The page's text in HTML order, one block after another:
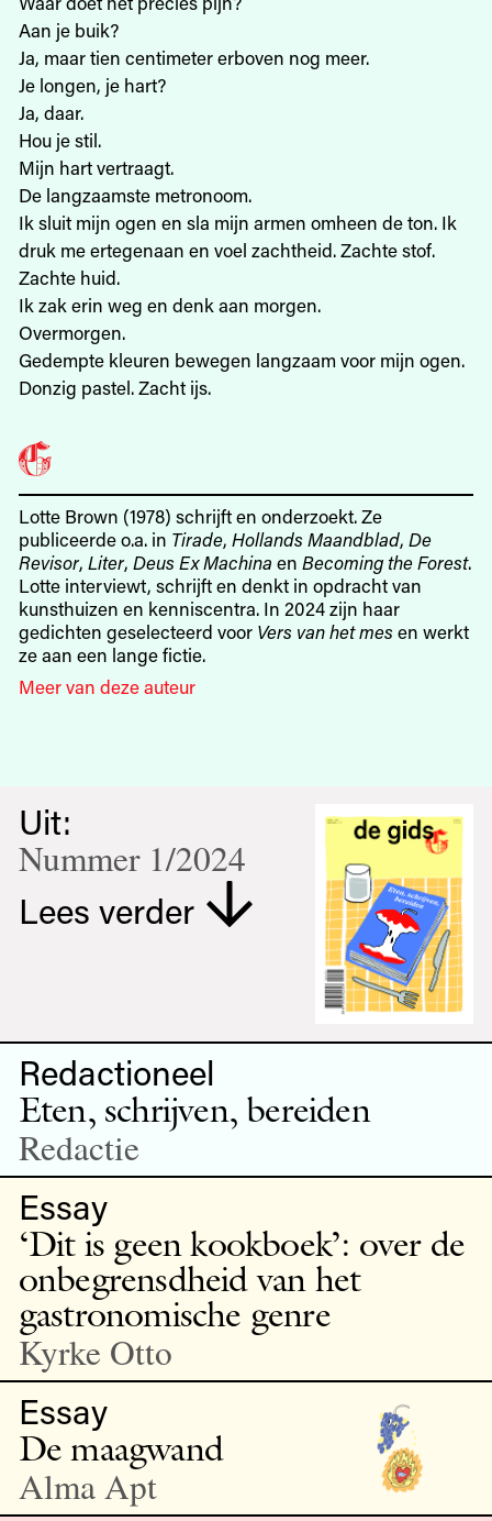
Aan je buik?
Ja, maar tien centimeter erboven nog meer.
Je longen, je hart?
Ja, daar.
Hou je stil.
Mijn hart vertraagt.
De langzaamste metronoom.
Ik sluit mijn ogen en sla mijn armen omheen de ton. Ik
druk me ertegenaan en voel zachtheid. Zachte stof.
Zachte huid.
Ik zak erin weg en denk aan morgen.
Overmorgen.
Gedempte kleuren bewegen langzaam voor mijn ogen.
Donzig pastel. Zacht ijs.
Lotte Brown (1978) schrijft en onderzoekt. Ze
publiceerde o.a. in Tirade, Hollands Maandblad, De
Revisor, Liter, Deus Ex Machina en Becoming the Forest.
Lotte interviewt, schrijft en denkt in opdracht van
kunsthuizen en kenniscentra. In 2024 zijn haar
gedichten geselecteerd voor Vers van het mes en werkt
ze aan een lange fictie.
Meer van deze auteur
Uit:
Nummer 1/2024
Lees verder
Redactioneel
Eten, schrijven, bereiden
Redactie
Essay
‘Dit is geen kookboek’: over de
onbegrensdheid van het
gastronomische genre
Kyrke Otto
Essay
De maagwand
Alma Apt